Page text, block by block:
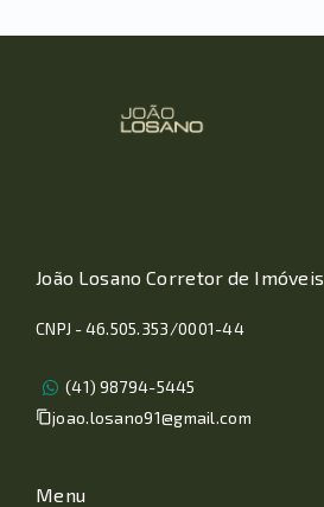
João Losano Corretor de Imóveis
CNPJ - 46.505.353/0001-44
(41) 98794-5445
joao.losano91@gmail.com
Menu